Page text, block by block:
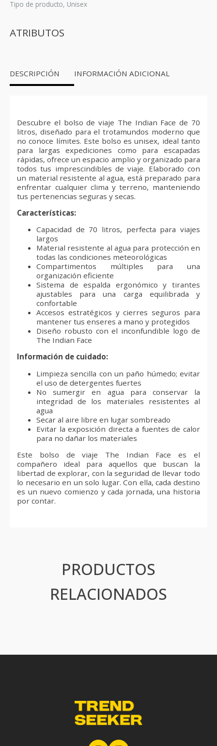
Tipo de producto, Unisex
ATRIBUTOS
DESCRIPCIÓN INFORMACIÓN ADICIONAL
Descubre el bolso de viaje The Indian Face de 70
litros, diseñado para el trotamundos moderno que
no conoce límites. Este bolso es unisex, ideal tanto
para largas expediciones como para escapadas
rápidas, ofrece un espacio amplio y organizado para
todos tus imprescindibles de viaje. Elaborado con
un material resistente al agua, está preparado para
enfrentar cualquier clima y terreno, manteniendo
tus pertenencias seguras y secas.
Características:
Capacidad de 70 litros, perfecta para viajes
largos
Material resistente al agua para protección en
todas las condiciones meteorológicas
Compartimentos múltiples para una
organización eficiente
Sistema de espalda ergonómico y tirantes
ajustables para una carga equilibrada y
confortable
Accesos estratégicos y cierres seguros para
mantener tus enseres a mano y protegidos
Diseño robusto con el inconfundible logo de
The Indian Face
Información de cuidado:
Limpieza sencilla con un paño húmedo; evitar
el uso de detergentes fuertes
No sumergir en agua para conservar la
integridad de los materiales resistentes al
agua
Secar al aire libre en lugar sombreado
Evitar la exposición directa a fuentes de calor
para no dañar los materiales
Este bolso de viaje The Indian Face es el
compañero ideal para aquellos que buscan la
libertad de explorar, con la seguridad de llevar todo
lo necesario en un solo lugar. Con ella, cada destino
es un nuevo comienzo y cada jornada, una historia
por contar.
PRODUCTOS
RELACIONADOS